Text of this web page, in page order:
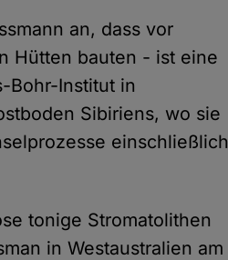
an, dass vor
Hütten bauten - ist eine
Bohr-Institut in
Sibiriens, wo sie
einschließlich
tonige Stromatolithen
in Westaustralien am